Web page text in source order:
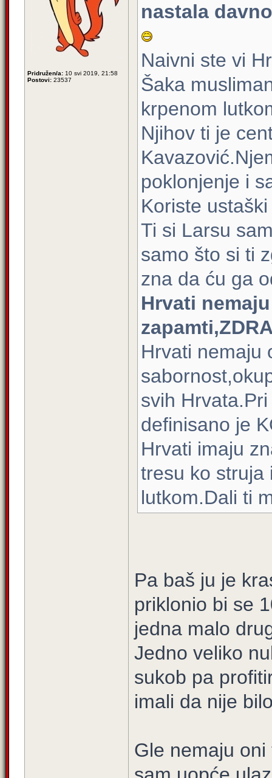
Pridružen/a: 10 svi 2019, 21:58
Postovi: 23537
nastala
Naivni ste vi
Šaka
krpenom
Njihov ti je
poklonjenje i
Koriste
Ti si Larsu
samo što si ti
zna da ću ga
Hrvati
Hrvati nemaju
svih
definisano je
Hrvati imaju
tresu ko struja
lutkom.Dali ti
Pa baš ju je
priklonio bi se
jedna malo
Jedno veliko
sukob pa
imali da nije
Gle nemaju